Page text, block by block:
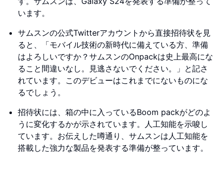
います。
サムスンの公式Twitterアカウントから直接招待状を見
ると、「モバイル技術の新時代に備えている方、準備
はよろしいですか？サムスンのOnpackは史上最高にな
ること間違いなし。見逃さないでください。」と記さ
れています。このデビューはこれまでにないものにな
るでしょう。
招待状には、箱の中に入っているBoom packがどのよ
うに変化するかが示されています。人工知能を示唆し
ています。お伝えした噂通り、サムスンは人工知能を
搭載した強力な製品を発表する準備が整っています。